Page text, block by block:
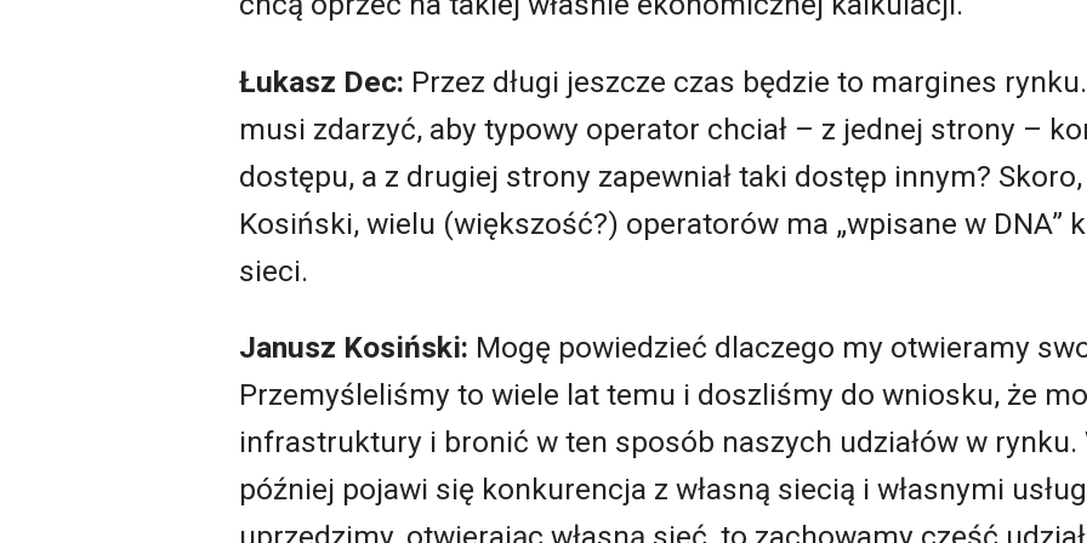
Łukasz Dec: Przez długi jeszcze czas będzie to margines
musi zdarzyć, aby typowy operator chciał – z jednej strony –
dostępu, a z drugiej strony zapewniał taki dostęp innym?
Kosiński, wielu (większość?) operatorów ma „wpisane w DNA”
sieci.
Janusz Kosiński: Mogę powiedzieć dlaczego my otwieramy
Przemyśleliśmy to wiele lat temu i doszliśmy do wniosku, że
infrastruktury i bronić w ten sposób naszych udziałów w rynku.
później pojawi się konkurencja z własną siecią i własnymi